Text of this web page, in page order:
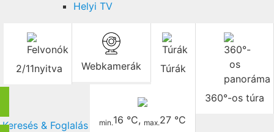
Helyi TV
360°-os túra
Túrák
Webkamerák
2/11nyitva
min.16 °C, max.27 °C
Keresés & Foglalás